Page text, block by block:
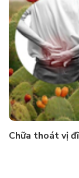
Chữa thoát vị